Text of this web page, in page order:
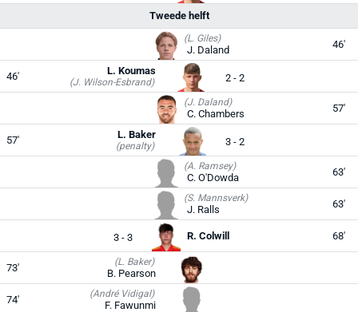
Tweede helft
(L. Giles)
J. Daland 46'
46' (J. Wilson-Esbrand)
L. Koumas
2 - 2
(J. Daland)
C. Chambers 57'
57' (penalty)
L. Baker
3 - 2
(A. Ramsey)
C. O'Dowda 63'
(S. Mannsverk)
J. Ralls 63'
3 - 3 R. Colwill 68'
73' (L. Baker)
B. Pearson
74' (André Vidigal)
F. Fawunmi